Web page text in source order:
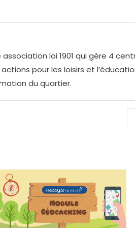
association loi 1901 qui gère 4
pour les loisirs et
du quartier.